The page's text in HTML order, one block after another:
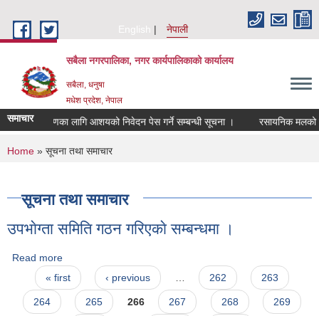
English
नेपाली
सबैला नगरपालिका, नगर कार्यपालिकाको कार्यालय
सबैला, धनुषा
मधेश प्रदेश, नेपाल
समाचार
लेखापरिक्षणका लागि आशयको निवेदन पेस गर्ने सम्बन्धी सूचना । रसायनिक मलको
You are here
Home » सूचना तथा समाचार
सूचना तथा समाचार
उपभाेग्ता समिति गठन गरिएकाे सम्बन्धमा ।
Read more
Pages
« first ‹ previous … 262 263
264 265 266 267 268 269